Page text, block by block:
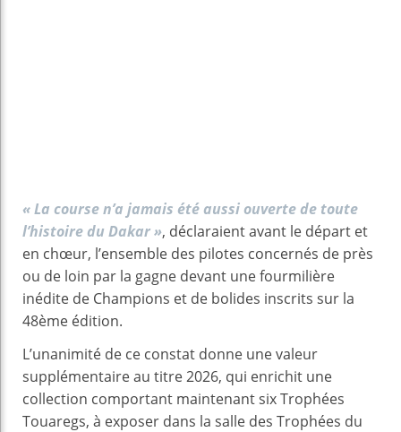
« La course n’a jamais été aussi ouverte de toute
l’histoire du Dakar », déclaraient avant le départ et
en chœur, l’ensemble des pilotes concernés de près
ou de loin par la gagne devant une fourmilière
inédite de Champions et de bolides inscrits sur la
48ème édition.
L’unanimité de ce constat donne une valeur
supplémentaire au titre 2026, qui enrichit une
collection comportant maintenant six Trophées
Touaregs, à exposer dans la salle des Trophées du